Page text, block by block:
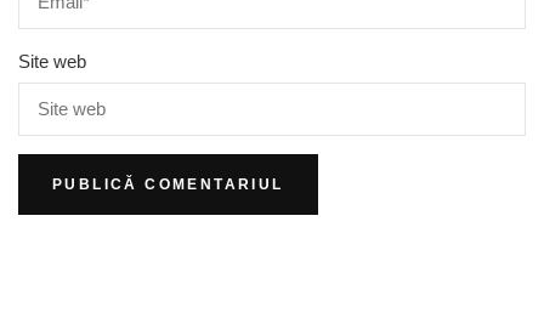
Site web